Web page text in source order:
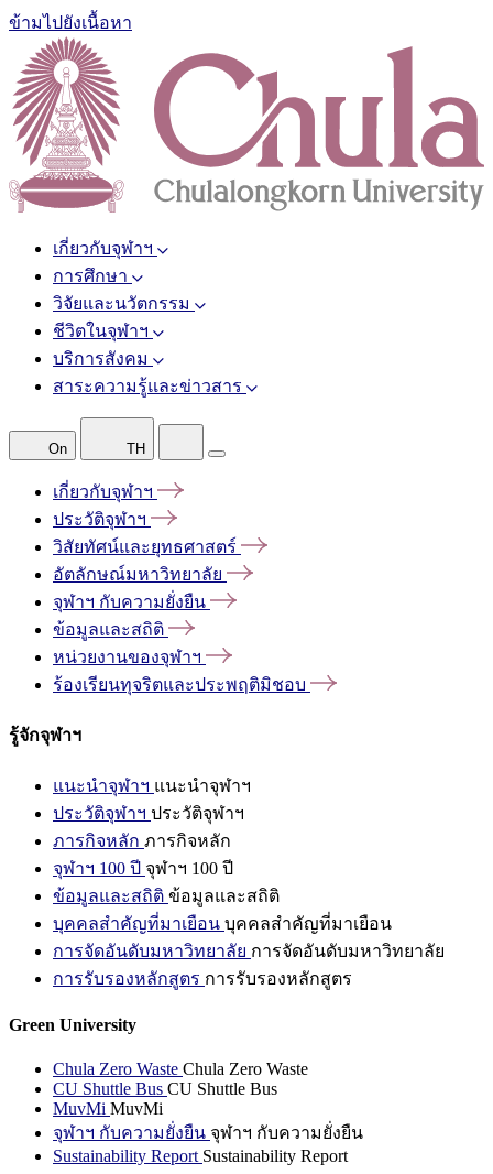
ข้ามไปยังเนื้อหา
เกี่ยวกับจุฬาฯ
การศึกษา
วิจัยและนวัตกรรม
ชีวิตในจุฬาฯ
บริการสังคม
สาระความรู้และข่าวสาร
On TH
เกี่ยวกับจุฬาฯ
ประวัติจุฬาฯ
วิสัยทัศน์และยุทธศาสตร์
อัตลักษณ์มหาวิทยาลัย
จุฬาฯ กับความยั่งยืน
ข้อมูลและสถิติ
หน่วยงานของจุฬาฯ
ร้องเรียนทุจริตและประพฤติมิชอบ
รู้จักจุฬาฯ
แนะนำจุฬาฯ แนะนำจุฬาฯ
ประวัติจุฬาฯ ประวัติจุฬาฯ
ภารกิจหลัก ภารกิจหลัก
จุฬาฯ 100 ปี จุฬาฯ 100 ปี
ข้อมูลและสถิติ ข้อมูลและสถิติ
บุคคลสำคัญที่มาเยือน บุคคลสำคัญที่มาเยือน
การจัดอันดับมหาวิทยาลัย การจัดอันดับมหาวิทยาลัย
การรับรองหลักสูตร การรับรองหลักสูตร
Green University
Chula Zero Waste Chula Zero Waste
CU Shuttle Bus CU Shuttle Bus
MuvMi MuvMi
จุฬาฯ กับความยั่งยืน จุฬาฯ กับความยั่งยืน
Sustainability Report Sustainability Report